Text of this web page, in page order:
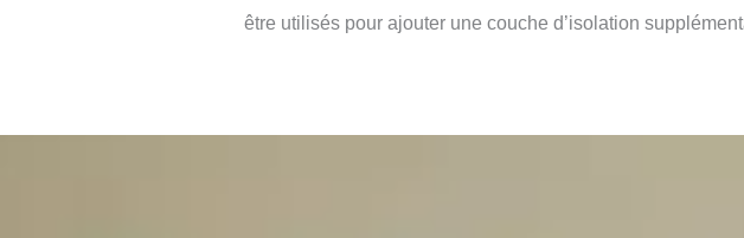
être utilisés pour ajouter une couche d’isolation